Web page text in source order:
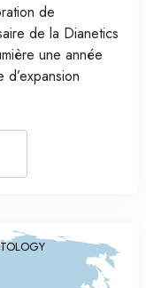
de
de la Dianetics
une année
d’expansion